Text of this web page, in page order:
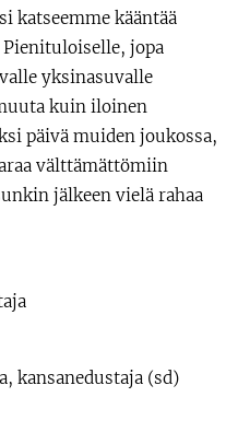
katseemme kääntää
jopa
yksinasuvalle
kuin iloinen
päivä muiden joukossa,
välttämättömiin
jälkeen vielä rahaa
kansanedustaja (sd)